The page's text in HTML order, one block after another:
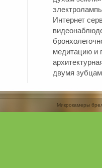
Интернет
медитацию и
двумя
Микрокамеры